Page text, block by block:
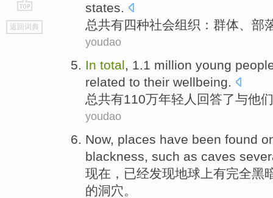
go
top
返回词典
states.
总共有四种社会组织： 群体、 部
youdao
In total, 1.1 million young
related to their wellbeing.
总共有110万年轻人 回答了与他
youdao
Now, places have been found
blackness, such as caves
现在 ， 已经发现地球 上有完全黑
的洞穴。